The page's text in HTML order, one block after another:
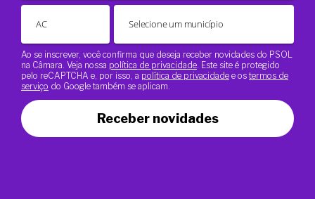
Ao se inscrever, você confirma que deseja receber novidades do PSOL
na Câmara. Veja nossa política de privacidade . Este site é protegido
pelo reCAPTCHA e, por isso, a política de privacidade e os termos de
serviço do Google também se aplicam.
Receber novidades